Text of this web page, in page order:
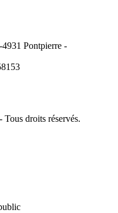
Pontpierre -
droits réservés.